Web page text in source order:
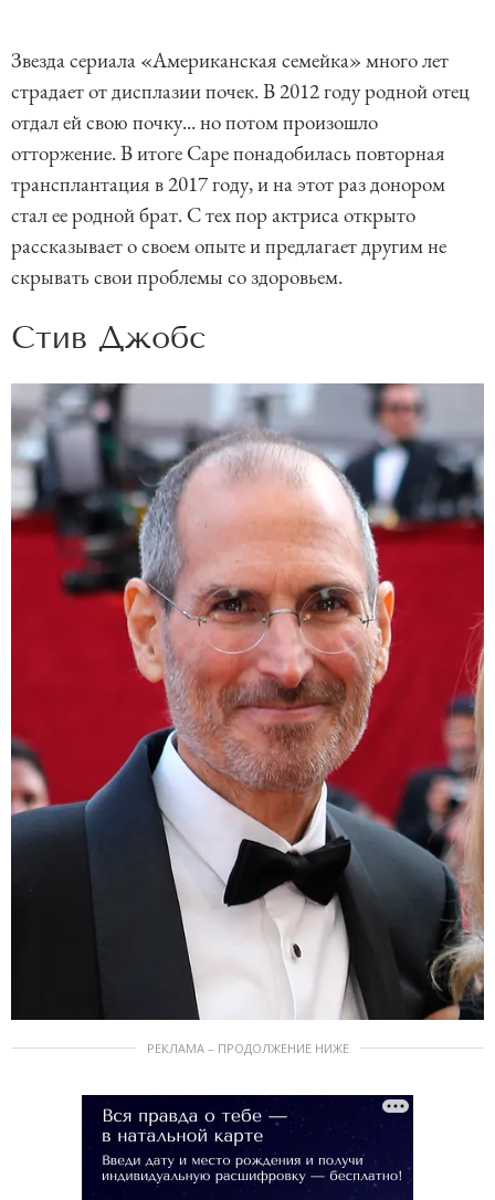
Звезда сериала «Американская семейка» много лет
страдает от дисплазии почек. В 2012 году родной отец
отдал ей свою почку... но потом произошло
отторжение. В итоге Саре понадобилась повторная
трансплантация в 2017 году, и на этот раз донором
стал ее родной брат. С тех пор актриса открыто
рассказывает о своем опыте и предлагает другим не
скрывать свои проблемы со здоровьем.
Стив Джобс
РЕКЛАМА – ПРОДОЛЖЕНИЕ НИЖЕ